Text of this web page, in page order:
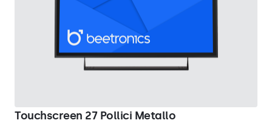
Touchscreen 27 Pollici Metallo